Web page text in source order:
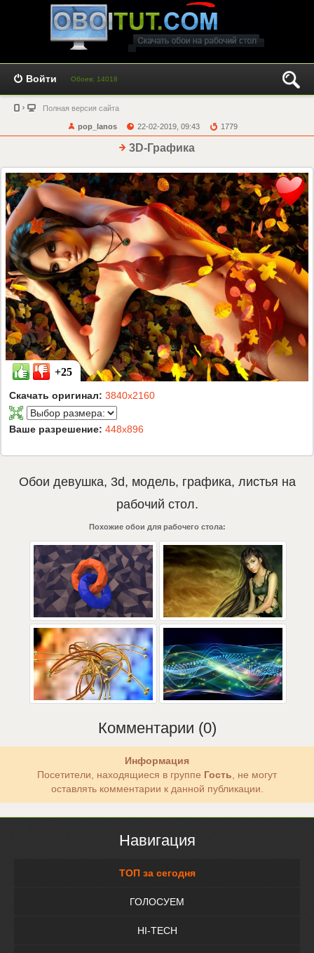
Войти Обоев: 14018
Полная версия сайта
pop_lanos 22-02-2019, 09:43 1779
3D-Графика
+25
Скачать оригинал: 3840x2160
Ваше разрешение: 448x896
Обои девушка, 3d, модель, графика, листья на
рабочий стол.
Похожие обои для рабочего стола:
Комментарии (0)
Информация
Посетители, находящиеся в группе Гость , не могут
оставлять комментарии к данной публикации.
Навигация
ТОП за сегодня
ГОЛОСУЕМ
HI-TECH